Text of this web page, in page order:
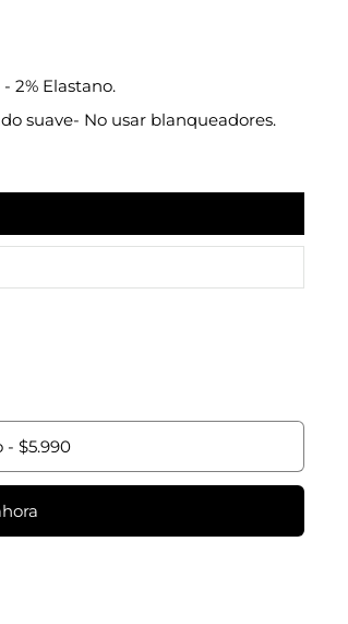
2% Elastano.
suave- No usar blanqueadores.
- $5.990